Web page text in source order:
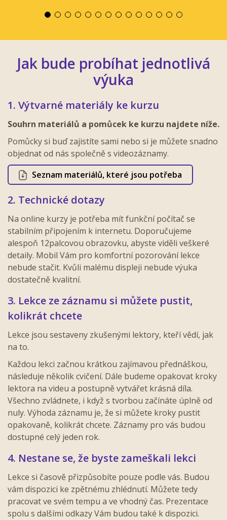
Jak bude probíhat jednotlivá
výuka
1. Výtvarné materiály ke kurzu
Souhrn materiálů a pomůcek ke kurzu najdete níže.
Pomůcky si buď zajistíte sami nebo si je můžete snadno
objednat od nás společně s videozáznamy.
Seznam materiálů, které jsou potřeba
2. Technické dotazy
Na online kurzy je potřeba mít funkční počítač se
stabilním připojením k internetu. Doporučujeme
alespoň 12palcovou obrazovku, abyste viděli veškeré
detaily. Mobil Vám pro komfortní pozorování lekce
nebude stačit. Kvůli malému displeji nebude výuka
dostatečně kvalitní.
3. Lekce ze záznamu si můžete pustit,
kolikrát chcete
Lekce jsou sestaveny zkušenými lektory, kteří vědí, jak
na to.
Každou lekci začnou krátkou zajímavou přednáškou,
následuje několik cvičení. Dále budeme opakovat kroky
lektora na videu a postupně vytvářet krásná díla.
Všechno zvládnete, i když s tvorbou začínáte úplně od
nuly. Výhoda záznamu je, že si můžete kroky pustit
opakovaně, kolikrát chcete. Záznamy pro vás budou
dostupné celý jeden rok.
4. Nestane se, že byste zameškali lekci
Lekce si časově přizpůsobíte pouze podle vás. Budou
vám dispozici ke zpětnému zhlédnutí. Můžete tedy
pracovat ve svém tempu a ve vhodný čas. Prezentace
spolu s dalšími odkazy Vám budou také k dispozici.